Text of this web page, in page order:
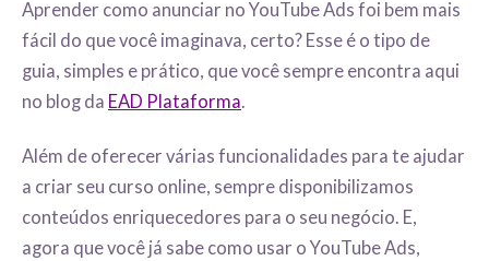
Aprender como anunciar no YouTube Ads foi bem mais
fácil do que você imaginava, certo? Esse é o tipo de
guia, simples e prático, que você sempre encontra aqui
no blog da EAD Plataforma.
Além de oferecer várias funcionalidades para te ajudar
a criar seu curso online, sempre disponibilizamos
conteúdos enriquecedores para o seu negócio. E,
agora que você já sabe como usar o YouTube Ads,